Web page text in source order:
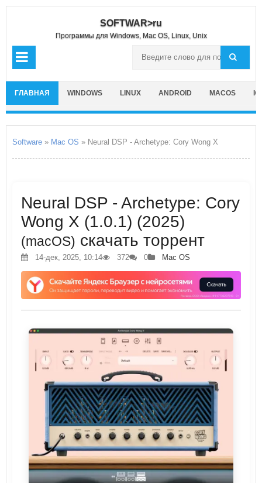
SOFTWAR>ru
Программы для Windows, Mac OS, Linux, Unix
ГЛАВНАЯ WINDOWS LINUX ANDROID MACOS
Software » Mac OS » Neural DSP - Archetype: Cory Wong X
Neural DSP - Archetype: Cory
Wong X (1.0.1) (2025)
(macOS) скачать торрент
14-дек, 2025, 10:14 372 0 Mac OS